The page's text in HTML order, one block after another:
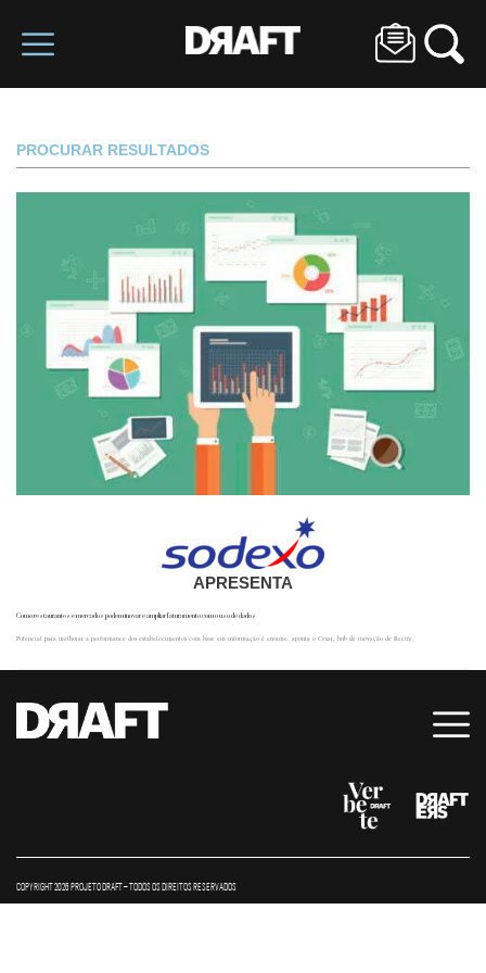
PROCURAR RESULTADOS
APRESENTA
Como restaurantes e mercados podem inovar e ampliar faturamento com o uso de dados
Potencial para melhorar a performance dos estabelecimentos com base em informação é enorme, aponta o Cesar, hub de inovação de Recife.
COPYRIGHT 2026 PROJETO DRAFT – TODOS OS DIREITOS RESERVADOS